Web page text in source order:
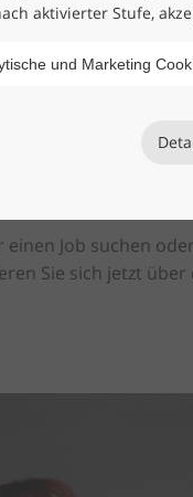
aktivierter Stufe,
und Marketing
einen Job suchen
Sie sich jetzt